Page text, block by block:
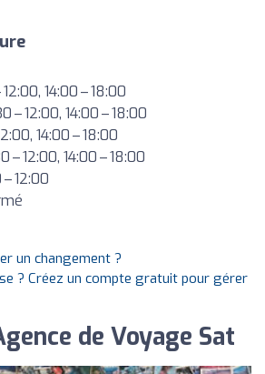
14:00 – 18:00
– 12:00, 14:00 – 18:00
14:00 – 18:00
– 12:00, 14:00 – 18:00
12:00
un changement ?
? Créez un compte gratuit pour gérer
de Voyage Sat